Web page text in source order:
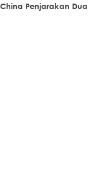
Penjarakan Dua